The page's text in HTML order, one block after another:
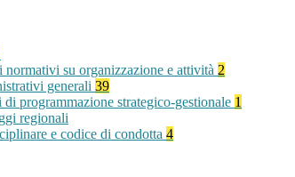
normativi su organizzazione e attività 2
generali 39
programmazione strategico-gestionale 1
regionali
e codice di condotta 4